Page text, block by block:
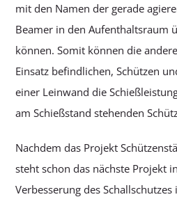
mit den Namen der gerade
Beamer in den Aufenthaltsraum
können. Somit können die
Einsatz befindlichen, Schützen
einer Leinwand die
am Schießstand stehenden
Nachdem das Projekt
steht schon das nächste Projekt
Verbesserung des